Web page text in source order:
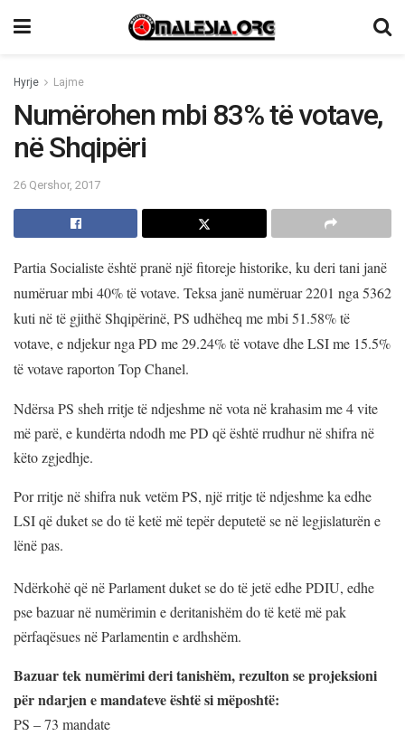
Hyrje Lajme
Numërohen mbi 83% të votave,
në Shqipëri
26 Qershor, 2017
Partia Socialiste është pranë një fitoreje historike, ku deri tani janë
numëruar mbi 40% të votave. Teksa janë numëruar 2201 nga 5362
kuti në të gjithë Shqipërinë, PS udhëheq me mbi 51.58% të
votave, e ndjekur nga PD me 29.24% të votave dhe LSI me 15.5%
të votave raporton Top Chanel.
Ndërsa PS sheh rritje të ndjeshme në vota në krahasim me 4 vite
më parë, e kundërta ndodh me PD që është rrudhur në shifra në
këto zgjedhje.
Por rritje në shifra nuk vetëm PS, një rritje të ndjeshme ka edhe
LSI që duket se do të ketë më tepër deputetë se në legjislaturën e
lënë pas.
Ndërkohë që në Parlament duket se do të jetë edhe PDIU, edhe
pse bazuar në numërimin e deritanishëm do të ketë më pak
përfaqësues në Parlamentin e ardhshëm.
Bazuar tek numërimi deri tanishëm, rezulton se projeksioni
për ndarjen e mandateve është si mëposhtë:
PS – 73 mandate